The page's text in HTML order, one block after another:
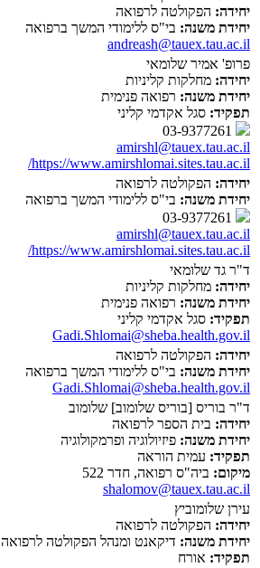
יחידה: הפקולטה לרפואה
יחידת משנה: בי"ס ללימודי המשך ברפואה
andreash@tauex.tau.ac.il
פרופ' אמיר שלומאי
יחידה: מחלקות קליניות
יחידת משנה: רפואה פנימית
תפקיד: סגל אקדמי קליני
amirshl@tauex.tau.ac.il
https://www.amirshlomai.sites.tau.ac.il/
יחידה: הפקולטה לרפואה
יחידת משנה: בי"ס ללימודי המשך ברפואה
amirshl@tauex.tau.ac.il
https://www.amirshlomai.sites.tau.ac.il/
ד"ר גד שלומאי
יחידה: מחלקות קליניות
יחידת משנה: רפואה פנימית
תפקיד: סגל אקדמי קליני
Gadi.Shlomai@sheba.health.gov.il
יחידה: הפקולטה לרפואה
יחידת משנה: בי"ס ללימודי המשך ברפואה
Gadi.Shlomai@sheba.health.gov.il
ד"ר בוריס [בוריס שלומוב] שלומוב
יחידה: בית הספר לרפואה
יחידת משנה: פיזיולוגיה ופרמקולוגיה
תפקיד: עמית הוראה
מיקום: ביה"ס רפואה, חדר 522
shalomov@tauex.tau.ac.il
עירן שלומוביץ
יחידה: הפקולטה לרפואה
יחידת משנה: דיקאנט ומנהל הפקולטה לרפואה
תפקיד: אורח